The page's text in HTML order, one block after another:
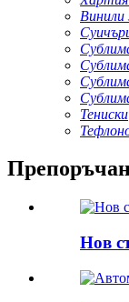
Винили
Тениски
Нов